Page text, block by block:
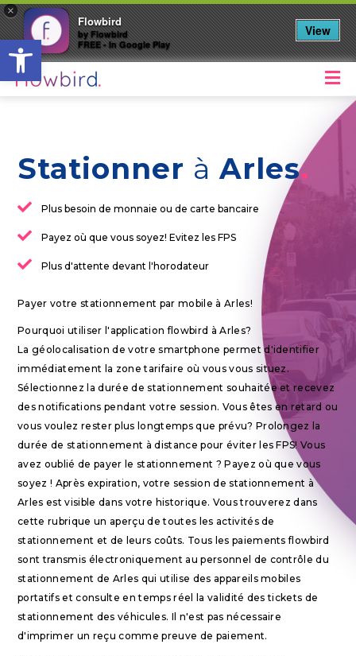
Ouvrir la barre d’outils
×
Flowbird
by Flowbird
FREE - In Google Play
View
Stationner à Arles
Plus besoin de monnaie ou de carte bancaire
Payez où que vous soyez! Evitez les FPS
Plus d'attente devant l'horodateur
Payer votre stationnement par mobile à Arles!
Pourquoi utiliser l'application flowbird à Arles?
La géolocalisation de votre smartphone permet d'identifier
immédiatement la zone tarifaire où vous vous situez.
Sélectionnez la durée de stationnement souhaitée et recevez
des notifications pendant votre session. Vous êtes en retard ou
vous voulez rester plus longtemps que prévu? Prolongez la
durée de stationnement à distance pour éviter les FPS! Vous
avez oublié de payer le stationnement ? Payez où que vous
soyez ! Après expiration, votre session de stationnement à
Arles est visible dans votre historique. Vous trouverez dans
cette rubrique un aperçu de toutes les activités de
stationnement et de leurs coûts. Tous les paiements flowbird
sont transmis électroniquement au personnel de contrôle du
stationnement de Arles qui utilise des appareils mobiles
portatifs et consulte en temps réel la validité des tickets de
stationnement des véhicules. Il n'est pas nécessaire
d'imprimer un reçu comme preuve de paiement.